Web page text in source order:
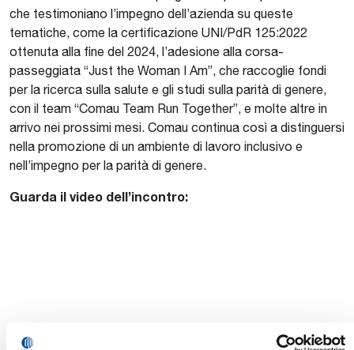
che testimoniano l’impegno dell’azienda su queste
tematiche, come la certificazione UNI/PdR 125:2022
ottenuta alla fine del 2024, l’adesione alla corsa-
passeggiata “Just the Woman I Am”, che raccoglie fondi
per la ricerca sulla salute e gli studi sulla parità di genere,
con il team “Comau Team Run Together”, e molte altre in
arrivo nei prossimi mesi. Comau continua così a distinguersi
nella promozione di un ambiente di lavoro inclusivo e
nell’impegno per la parità di genere.
Guarda il video dell’incontro: